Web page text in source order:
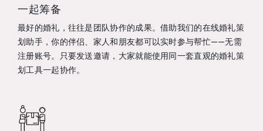
一起筹备
最好的婚礼，往往是团队协作的成果。借助我们的在线婚礼策
划助手，你的伴侣、家人和朋友都可以实时参与帮忙——无需
注册账号。只要发送邀请，大家就能使用同一套直观的婚礼策
划工具一起协作。